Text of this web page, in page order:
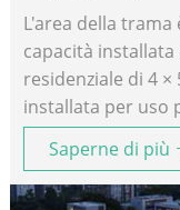
L'area della
capacità
residenziale di 4 ×
installata per uso
del trasformatore
11 di Dyn11.
Saperne di più